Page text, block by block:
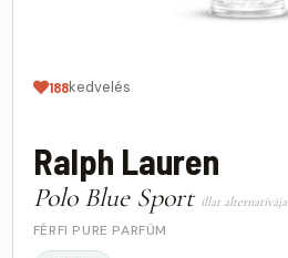
188kedvelés
Ralph Lauren
Polo Blue Sport illat alternatívája
FÉRFI PURE PARFÜM